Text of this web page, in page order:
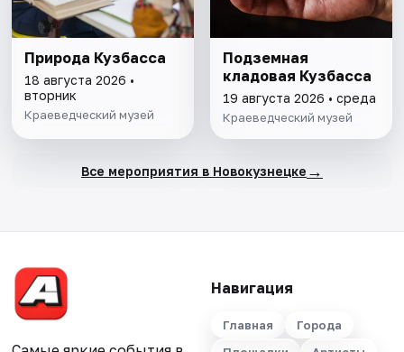
Природа Кузбасса
18 августа 2026 •
вторник
Краеведческий музей
Подземная
кладовая Кузбасса
19 августа 2026 • среда
Краеведческий музей
Все мероприятия в Новокузнецке →
Навигация
Главная
Города